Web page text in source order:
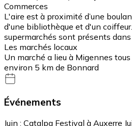
Commerces
L'aire est à proximité d’une
d'une bibliothèque et d'un
supermarchés sont présents
Les marchés locaux
Un marché a lieu à Migennes
environ 5 km de Bonnard
Événements
Juin : Catalpa Festival à Auxerre